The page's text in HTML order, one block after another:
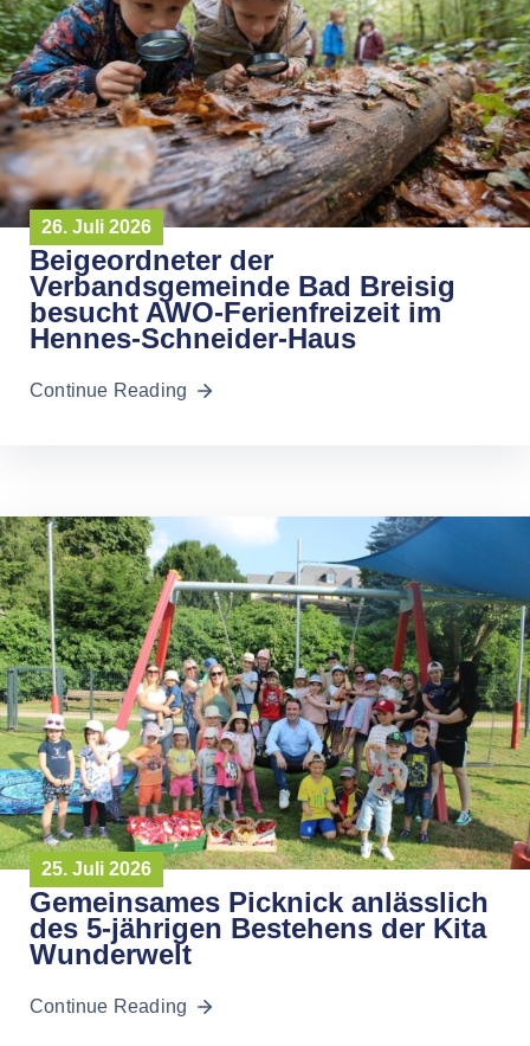
26. Juli 2026
Beigeordneter der
Verbandsgemeinde Bad Breisig
besucht AWO-Ferienfreizeit im
Hennes-Schneider-Haus
Continue Reading
25. Juli 2026
Gemeinsames Picknick anlässlich
des 5-jährigen Bestehens der Kita
Wunderwelt
Continue Reading